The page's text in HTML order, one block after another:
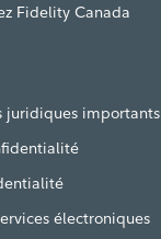
Fidelity Canada
juridiques importants
électroniques